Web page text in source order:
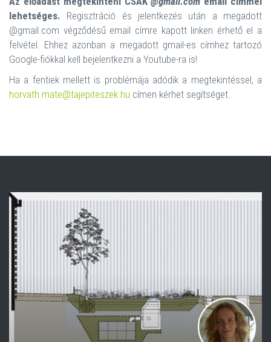
lehetséges. Regisztráció és jelentkezés után a megadott
@gmail.com végződésű email címre kapott linken érhető el a
felvétel. Ehhez azonban a megadott gmail-es címhez tartozó
Google-fiókkal kell bejelentkezni a Youtube-ra is!
Ha a fentiek mellett is problémája adódik a megtekintéssel, a
horvath.mate@tajepiteszek.hu címen kérhet segítséget.